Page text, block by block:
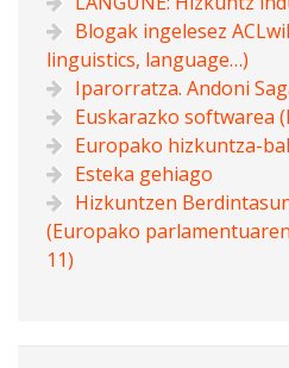
Blogak ingelesez
linguistics, language…)
Iparorratza. Andoni
Euskarazko softwarea
Europako hizkuntza-
Esteka gehiago
Hizkuntzen
(Europako
11)